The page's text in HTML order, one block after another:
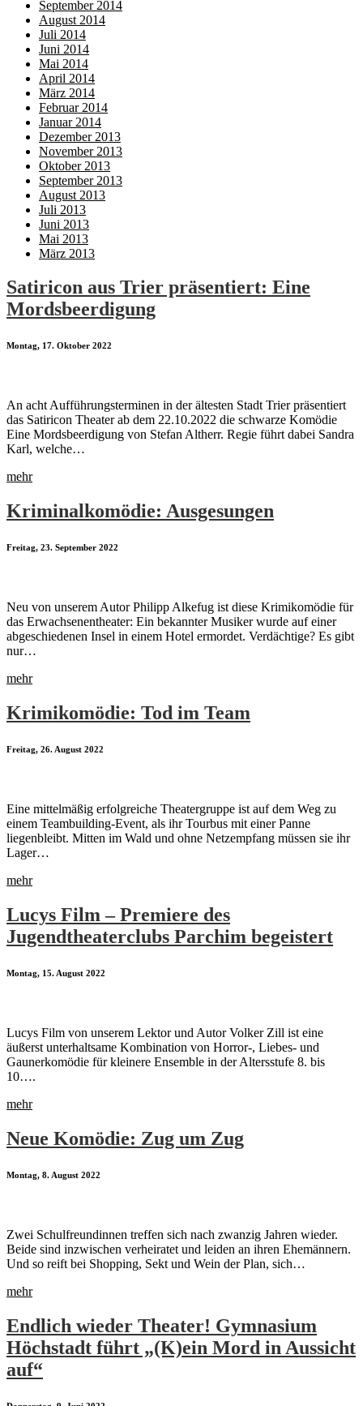
September 2014
August 2014
Juli 2014
Juni 2014
Mai 2014
April 2014
März 2014
Februar 2014
Januar 2014
Dezember 2013
November 2013
Oktober 2013
September 2013
August 2013
Juli 2013
Juni 2013
Mai 2013
März 2013
Satiricon aus Trier präsentiert: Eine
Mordsbeerdigung
Montag, 17. Oktober 2022
An acht Aufführungsterminen in der ältesten Stadt Trier präsentiert
das Satiricon Theater ab dem 22.10.2022 die schwarze Komödie
Eine Mordsbeerdigung von Stefan Altherr. Regie führt dabei Sandra
Karl, welche…
mehr
Kriminalkomödie: Ausgesungen
Freitag, 23. September 2022
Neu von unserem Autor Philipp Alkefug ist diese Krimikomödie für
das Erwachsenentheater: Ein bekannter Musiker wurde auf einer
abgeschiedenen Insel in einem Hotel ermordet. Verdächtige? Es gibt
nur…
mehr
Krimikomödie: Tod im Team
Freitag, 26. August 2022
Eine mittelmäßig erfolgreiche Theatergruppe ist auf dem Weg zu
einem Teambuilding-Event, als ihr Tourbus mit einer Panne
liegenbleibt. Mitten im Wald und ohne Netzempfang müssen sie ihr
Lager…
mehr
Lucys Film – Premiere des
Jugendtheaterclubs Parchim begeistert
Montag, 15. August 2022
Lucys Film von unserem Lektor und Autor Volker Zill ist eine
äußerst unterhaltsame Kombination von Horror-, Liebes- und
Gaunerkomödie für kleinere Ensemble in der Altersstufe 8. bis
10….
mehr
Neue Komödie: Zug um Zug
Montag, 8. August 2022
Zwei Schulfreundinnen treffen sich nach zwanzig Jahren wieder.
Beide sind inzwischen verheiratet und leiden an ihren Ehemännern.
Und so reift bei Shopping, Sekt und Wein der Plan, sich…
mehr
Endlich wieder Theater! Gymnasium
Höchstadt führt „(K)ein Mord in Aussicht
auf“